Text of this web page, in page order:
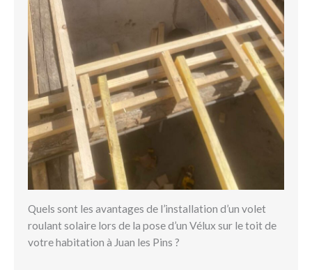
Quels sont les avantages de l’installation d’un volet
roulant solaire lors de la pose d’un Vélux sur le toit de
votre habitation à Juan les Pins ?